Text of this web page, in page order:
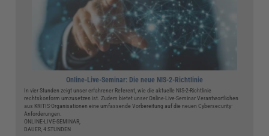
Online-Live-Seminar: Die neue NIS-2-Richtlinie
In vier Stunden zeigt unser erfahrener Referent, wie die aktuelle NIS-2-Richtlinie
rechtskonform umzusetzen ist. Zudem bietet unser Online-Live-Seminar Verantwortlichen
aus KRITIS-Organisationen eine umfassende Vorbereitung auf die neuen Cybersecurity-
Anforderungen.
ONLINE-LIVE-SEMINAR,
DAUER, 4 STUNDEN